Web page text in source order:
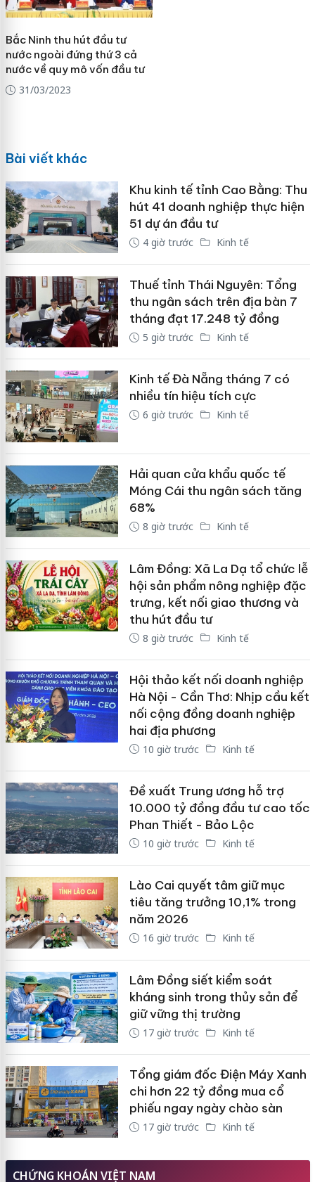
Bắc Ninh thu hút đầu tư
nước ngoài đứng thứ 3 cả
nước về quy mô vốn đầu tư
31/03/2023
Bài viết khác
Khu kinh tế tỉnh Cao Bằng: Thu
hút 41 doanh nghiệp thực hiện
51 dự án đầu tư
4 giờ trước Kinh tế
Thuế tỉnh Thái Nguyên: Tổng
thu ngân sách trên địa bàn 7
tháng đạt 17.248 tỷ đồng
5 giờ trước Kinh tế
Kinh tế Đà Nẵng tháng 7 có
nhiều tín hiệu tích cực
6 giờ trước Kinh tế
Hải quan cửa khẩu quốc tế
Móng Cái thu ngân sách tăng
68%
8 giờ trước Kinh tế
Lâm Đồng: Xã La Dạ tổ chức lễ
hội sản phẩm nông nghiệp đặc
trưng, kết nối giao thương và
thu hút đầu tư
8 giờ trước Kinh tế
Hội thảo kết nối doanh nghiệp
Hà Nội - Cần Thơ: Nhịp cầu kết
nối cộng đồng doanh nghiệp
hai địa phương
10 giờ trước Kinh tế
Đề xuất Trung ương hỗ trợ
10.000 tỷ đồng đầu tư cao tốc
Phan Thiết - Bảo Lộc
10 giờ trước Kinh tế
Lào Cai quyết tâm giữ mục
tiêu tăng trưởng 10,1% trong
năm 2026
16 giờ trước Kinh tế
Lâm Đồng siết kiểm soát
kháng sinh trong thủy sản để
giữ vững thị trường
17 giờ trước Kinh tế
Tổng giám đốc Điện Máy Xanh
chi hơn 22 tỷ đồng mua cổ
phiếu ngay ngày chào sàn
17 giờ trước Kinh tế
CHỨNG KHOÁN VIỆT NAM